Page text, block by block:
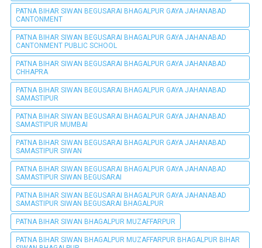
PATNA BIHAR SIWAN BEGUSARAI BHAGALPUR GAYA JAHANABAD
CANTONMENT
PATNA BIHAR SIWAN BEGUSARAI BHAGALPUR GAYA JAHANABAD
CANTONMENT PUBLIC SCHOOL
PATNA BIHAR SIWAN BEGUSARAI BHAGALPUR GAYA JAHANABAD
CHHAPRA
PATNA BIHAR SIWAN BEGUSARAI BHAGALPUR GAYA JAHANABAD
SAMASTIPUR
PATNA BIHAR SIWAN BEGUSARAI BHAGALPUR GAYA JAHANABAD
SAMASTIPUR MUMBAI
PATNA BIHAR SIWAN BEGUSARAI BHAGALPUR GAYA JAHANABAD
SAMASTIPUR SIWAN
PATNA BIHAR SIWAN BEGUSARAI BHAGALPUR GAYA JAHANABAD
SAMASTIPUR SIWAN BEGUSARAI
PATNA BIHAR SIWAN BEGUSARAI BHAGALPUR GAYA JAHANABAD
SAMASTIPUR SIWAN BEGUSARAI BHAGALPUR
PATNA BIHAR SIWAN BHAGALPUR MUZAFFARPUR
PATNA BIHAR SIWAN BHAGALPUR MUZAFFARPUR BHAGALPUR BIHAR